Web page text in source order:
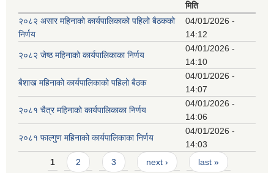
मिति
२०८२ असार महिनाको कार्यपालिकाको पहिलो बैठकको
निर्णय
04/01/2026 -
14:12
२०८२ जेष्ठ महिनाको कार्यपालिकाका निर्णय
04/01/2026 -
14:10
बैशाख महिनाको कार्यपालिकाको पहिलो बैठक
04/01/2026 -
14:07
२०८१ चैत्र महिनाको कार्यपालिकाका निर्णय
04/01/2026 -
14:06
२०८१ फाल्गुण महिनाको कार्यपालिकाका निर्णय
04/01/2026 -
14:03
Pages
1 2 3 next › last »